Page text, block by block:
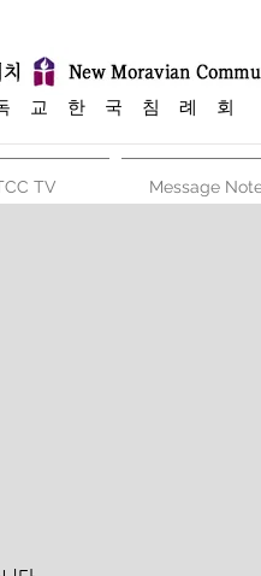
교 한 국 침 례 회
TV Message